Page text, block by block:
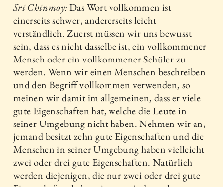
Sri Chinmoy:Das Wort vollkommen ist
einerseits schwer, andererseits leicht
verständlich. Zuerst müssen wir uns bewusst
sein, dass es nicht dasselbe ist, ein vollkommener
Mensch oder ein vollkommener Schüler zu
werden. Wenn wir einen Menschen beschreiben
und den Begriff vollkommen verwenden, so
meinen wir damit im allgemeinen, dass er viele
gute Eigenschaften hat, welche die Leute in
seiner Umgebung nicht haben. Nehmen wir an,
jemand besitzt zehn gute Eigenschaften und die
Menschen in seiner Umgebung haben vielleicht
zwei oder drei gute Eigen­schaften. Natürlich
werden diejenigen, die nur zwei oder drei gute